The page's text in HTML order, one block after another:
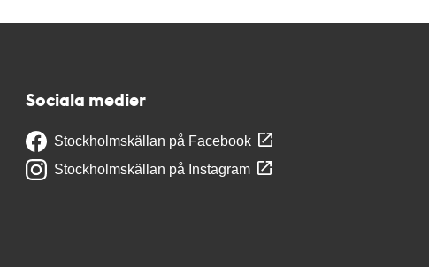
Sociala medier
Stockholmskällan på Facebook
Stockholmskällan på Instagram